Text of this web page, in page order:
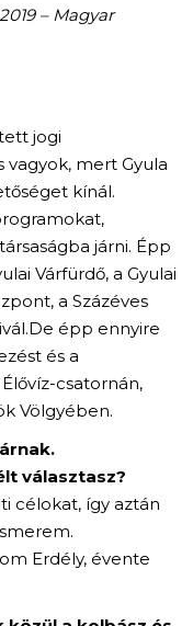
– Magyar
jogi
mert Gyula
kínál.
járni. Épp
Várfürdő, a Gyulai
a Százéves
épp ennyire
és a
csatornán,
Völgyében.
választasz?
célokat, így aztán
Erdély, évente